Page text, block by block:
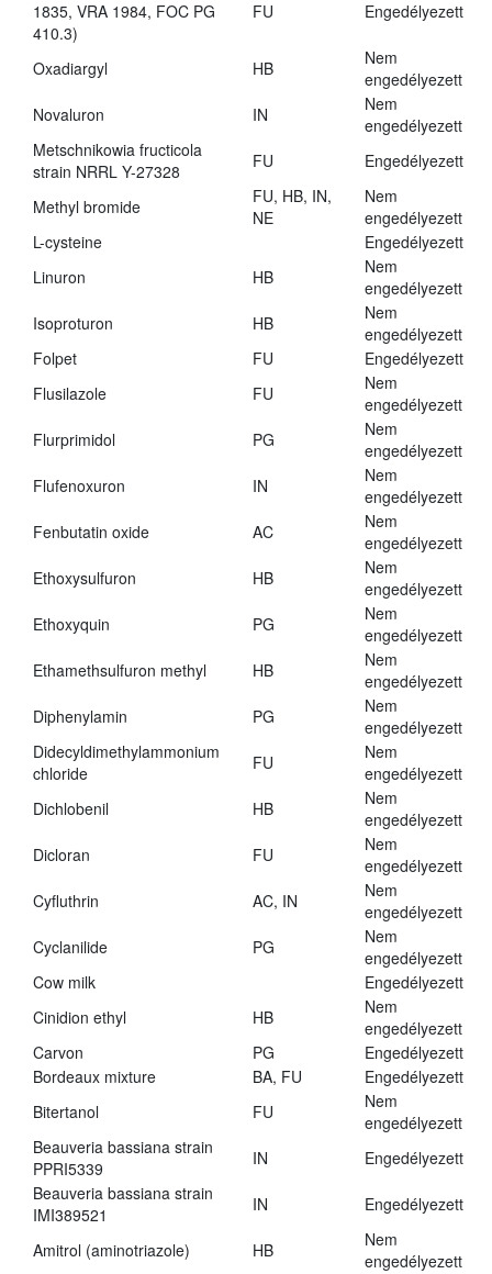
1835, VRA 1984, FOC PG
410.3)
FU Engedélyezett
Oxadiargyl HB
Nem
engedélyezett
Novaluron
IN
Nem
engedélyezett
Metschnikowia fructicola
strain NRRL Y-27328
FU Engedélyezett
Methyl bromide
FU, HB, IN,
NE
Nem
engedélyezett
L-cysteine
Engedélyezett
Linuron
HB
Nem
engedélyezett
Isoproturon
HB
Nem
engedélyezett
Folpet
FU
Engedélyezett
Flusilazole
FU
Nem
engedélyezett
Flurprimidol
PG
Nem
engedélyezett
Flufenoxuron
IN
Nem
engedélyezett
Fenbutatin oxide
AC
Nem
engedélyezett
Ethoxysulfuron
HB
Nem
engedélyezett
Ethoxyquin
PG
Nem
engedélyezett
Ethamethsulfuron methyl
HB
Nem
engedélyezett
Diphenylamin
PG
Nem
engedélyezett
Didecyldimethylammonium
chloride
FU
Nem
engedélyezett
Dichlobenil
HB
Nem
engedélyezett
Dicloran
FU
Nem
engedélyezett
Cyfluthrin
AC, IN
Nem
engedélyezett
Cyclanilide
PG
Nem
engedélyezett
Cow milk
Engedélyezett
Cinidion ethyl
HB
Nem
engedélyezett
Carvon
PG
Engedélyezett
Bordeaux mixture
BA, FU
Engedélyezett
Bitertanol
FU
Nem
engedélyezett
Beauveria bassiana strain
PPRI5339
IN
Engedélyezett
Beauveria bassiana strain
IMI389521
IN Engedélyezett
Amitrol (aminotriazole) HB
Nem
engedélyezett